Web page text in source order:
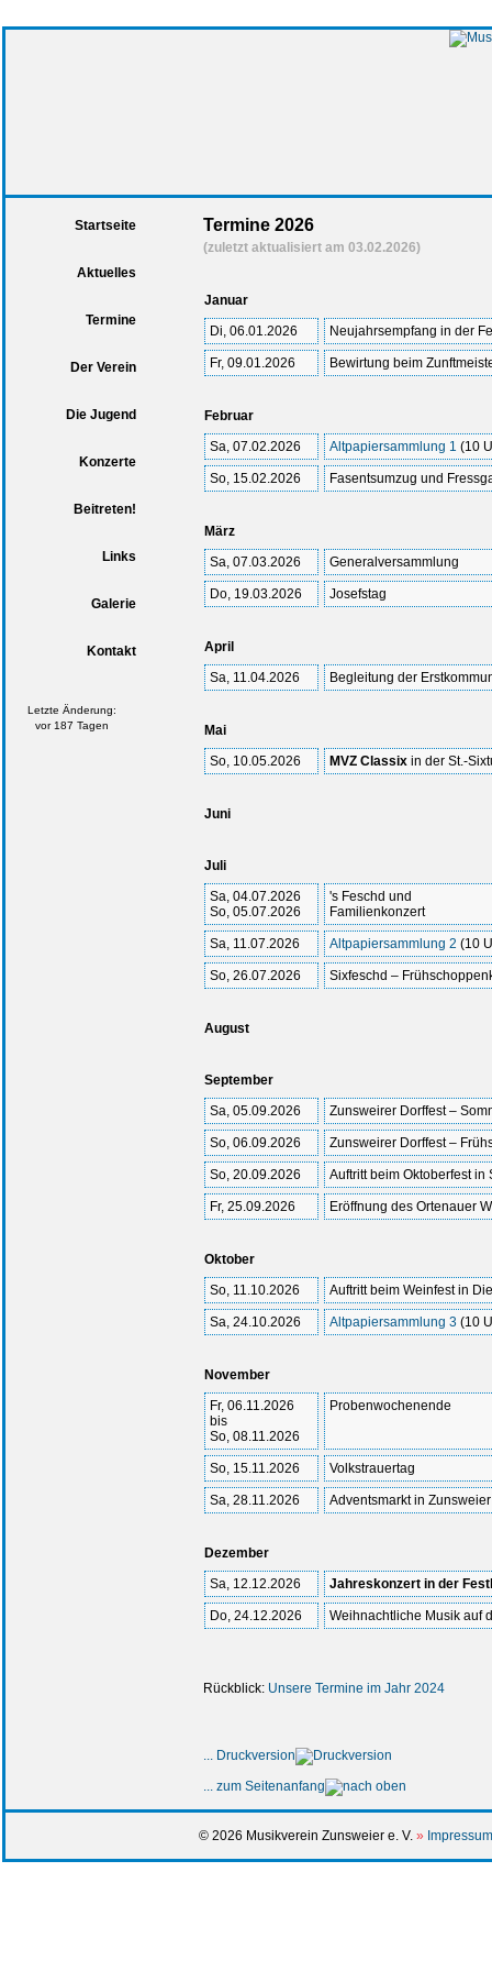
Startseite
Aktuelles
Termine
Der Verein
Die Jugend
Konzerte
Beitreten!
Links
Galerie
Kontakt
Letzte Änderung:
vor 187 Tagen
Termine 2026
(zuletzt aktualisiert am 03.02.2026)
Januar
Di, 06.01.2026
Neujahrsempfang in der
Fr, 09.01.2026 Bewirtung beim
Februar
Sa, 07.02.2026
Altpapiersammlung 1 (10
So, 15.02.2026 Fasentsumzug und
März
Sa, 07.03.2026
Generalversammlung
Do, 19.03.2026 Josefstag
April
Sa, 11.04.2026
Begleitung der
Mai
So, 10.05.2026
MVZ Classix in der St.-
Juni
Juli
Sa, 04.07.2026
So, 05.07.2026
's Feschd und
Familienkonzert
Sa, 11.07.2026 Altpapiersammlung 2 (10
So, 26.07.2026 Sixfeschd –
August
September
Sa, 05.09.2026
Zunsweirer Dorffest –
So, 06.09.2026 Zunsweirer Dorffest –
So, 20.09.2026 Auftritt beim Oktoberfest
Fr, 25.09.2026 Eröffnung des Ortenauer
Oktober
So, 11.10.2026
Auftritt beim Weinfest in
Sa, 24.10.2026 Altpapiersammlung 3 (10
November
Fr, 06.11.2026
bis
So, 08.11.2026
Probenwochenende
So, 15.11.2026 Volkstrauertag
Sa, 28.11.2026 Adventsmarkt in Zunsweier
Dezember
Sa, 12.12.2026
Jahreskonzert in der
Do, 24.12.2026 Weihnachtliche Musik auf
Rückblick: Unsere Termine im Jahr 2024
... Druckversion
... zum Seitenanfang
© 2026 Musikverein Zunsweier e. V. »